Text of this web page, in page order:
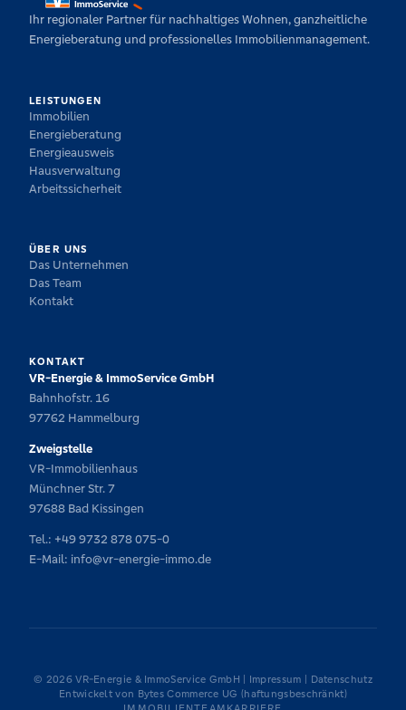
Ihr regionaler Partner für nachhaltiges Wohnen, ganzheitliche
Energieberatung und professionelles Immobilienmanagement.
LEISTUNGEN
Immobilien
Energieberatung
Energieausweis
Hausverwaltung
Arbeitssicherheit
ÜBER UNS
Das Unternehmen
Das Team
Kontakt
KONTAKT
VR-Energie & ImmoService GmbH
Bahnhofstr. 16
97762 Hammelburg
Zweigstelle
VR-Immobilienhaus
Münchner Str. 7
97688 Bad Kissingen
Tel.: +49 9732 878 075-0
E-Mail: info@vr-energie-immo.de
© 2026 VR-Energie & ImmoService GmbH | Impressum
Datenschutz
Entwickelt von Bytes Commerce UG (haftungsbeschränkt)